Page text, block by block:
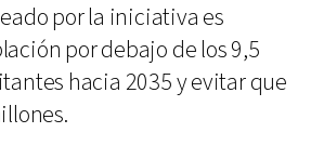
por la iniciativa es
por debajo de los 9,5
hacia 2035 y evitar que